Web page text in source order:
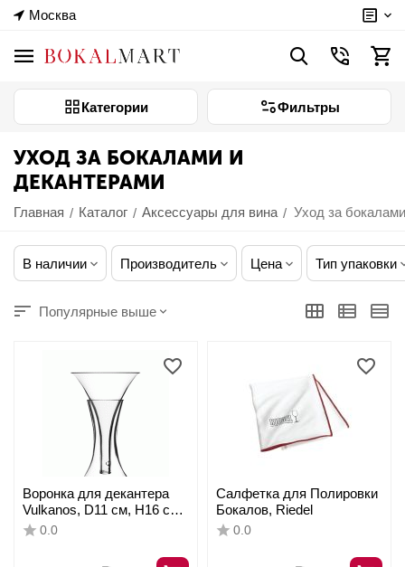
Москва
Категории Фильтры
УХОД ЗА БОКАЛАМИ И
ДЕКАНТЕРАМИ
Главная / Каталог / Аксессуары для вина / Уход за
В наличии Производитель Цена Тип упаковки
Популярные выше
Воронка для декантера
Vulkanos, D11 см, H16 см,
стекло, Stolzle
0.0
Салфетка для Полировки
Бокалов, Riedel
0.0